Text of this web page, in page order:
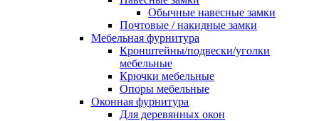
Обычные навесные замки
Почтовые / накидные замки
Мебельная фурнитура
Кронштейны/подвески/уголки
мебельные
Крючки мебельные
Опоры мебельные
Оконная фурнитура
Для деревянных окон